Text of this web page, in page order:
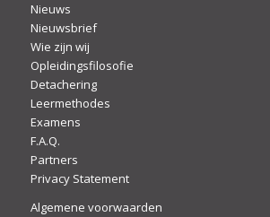
Nieuws
Nieuwsbrief
Wie zijn wij
Opleidingsfilosofie
Detachering
Leermethodes
Examens
F.A.Q.
Partners
Privacy Statement
Algemene voorwaarden